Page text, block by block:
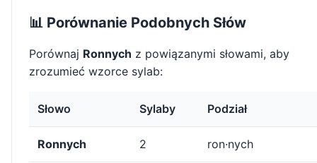
📊 Porównanie Podobnych Słów
Porównaj Ronnych z powiązanymi słowami, aby
zrozumieć wzorce sylab:
Słowo Sylaby Podział
Ronnych 2 ron·nych